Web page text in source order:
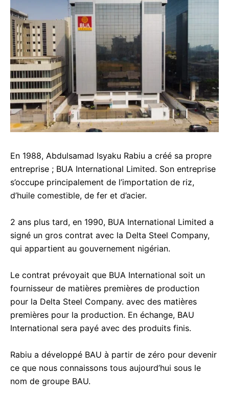
En 1988, Abdulsamad Isyaku Rabiu a créé sa propre
entreprise ; BUA International Limited. Son entreprise
s’occupe principalement de l’importation de riz,
d’huile comestible, de fer et d’acier.
2 ans plus tard, en 1990, BUA International Limited a
signé un gros contrat avec la Delta Steel Company,
qui appartient au gouvernement nigérian.
Le contrat prévoyait que BUA International soit un
fournisseur de matières premières de production
pour la Delta Steel Company. avec des matières
premières pour la production. En échange, BAU
International sera payé avec des produits finis.
Rabiu a développé BAU à partir de zéro pour devenir
ce que nous connaissons tous aujourd’hui sous le
nom de groupe BAU.